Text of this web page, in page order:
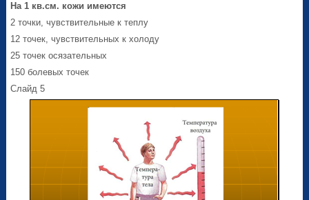
На 1 кв.см. кожи имеются
2 точки, чувствительные к теплу
12 точек, чувствительных к холоду
25 точек осязательных
150 болевых точек
Слайд 5